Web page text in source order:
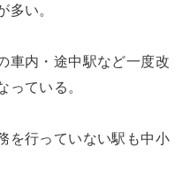
多い。
車内・途中駅など一度改
っている。
を行っていない駅も中小